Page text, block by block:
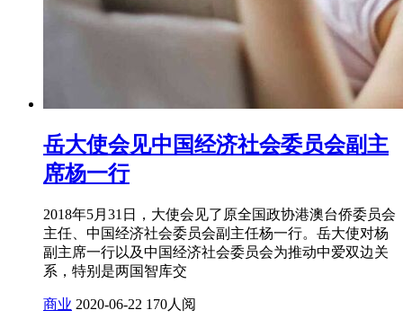
岳大使会见中国经济社会委员会副主
席杨一行
2018年5月31日，大使会见了原全国政协港澳台侨委员会
主任、中国经济社会委员会副主任杨一行。岳大使对杨
副主席一行以及中国经济社会委员会为推动中爱双边关
系，特别是两国智库交
商业 2020-06-22 170人阅